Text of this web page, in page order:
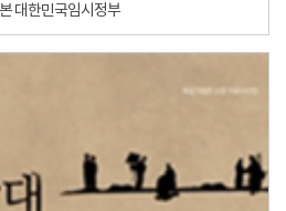
대한민국임시정부